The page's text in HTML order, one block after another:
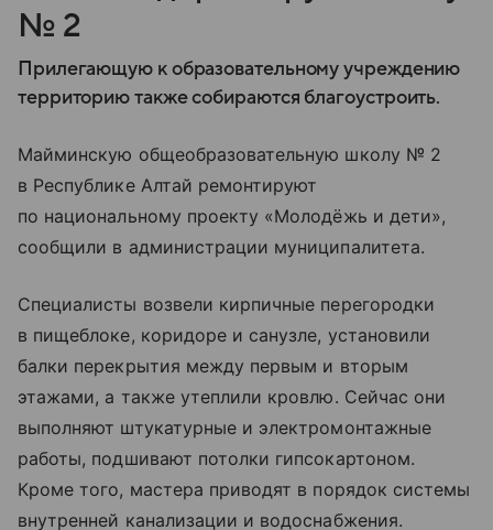
№ 2
Прилегающую к образовательному учреждению
территорию также собираются благоустроить.
Майминскую общеобразовательную школу № 2
в Республике Алтай ремонтируют
по национальному проекту «Молодёжь и дети»,
сообщили в администрации муниципалитета.
Специалисты возвели кирпичные перегородки
в пищеблоке, коридоре и санузле, установили
балки перекрытия между первым и вторым
этажами, а также утеплили кровлю. Сейчас они
выполняют штукатурные и электромонтажные
работы, подшивают потолки гипсокартоном.
Кроме того, мастера приводят в порядок системы
внутренней канализации и водоснабжения.